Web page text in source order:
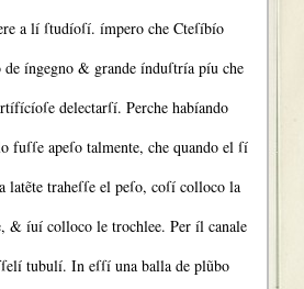
a lí ſtudíoſí. ímpero che Cteſíbío
de íngegno & grande índuſtría píu che
delectarſí. Perche habíando
fuſſe apeſo talmente, che quando el ſí
latẽte traheſſe el peſo, coſí colloco la
& íuí colloco le trochlee. Per íl canale
tubulí. In eſſí una balla de plũbo